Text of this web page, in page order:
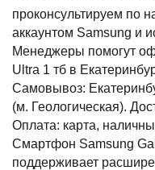
проконсультируем по
аккаунтом Samsung и
Менеджеры помогут
Ultra 1 тб в
Самовывоз:
(м. Геологическая).
Оплата: карта,
Смартфон Samsung
поддерживает